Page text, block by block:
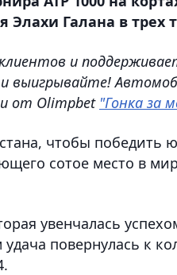
Элахи Галана в трех
и
выигрывайте!
от Olimpbet "Гонка за
чтобы
сотое место в
увенчалась
повернулась к